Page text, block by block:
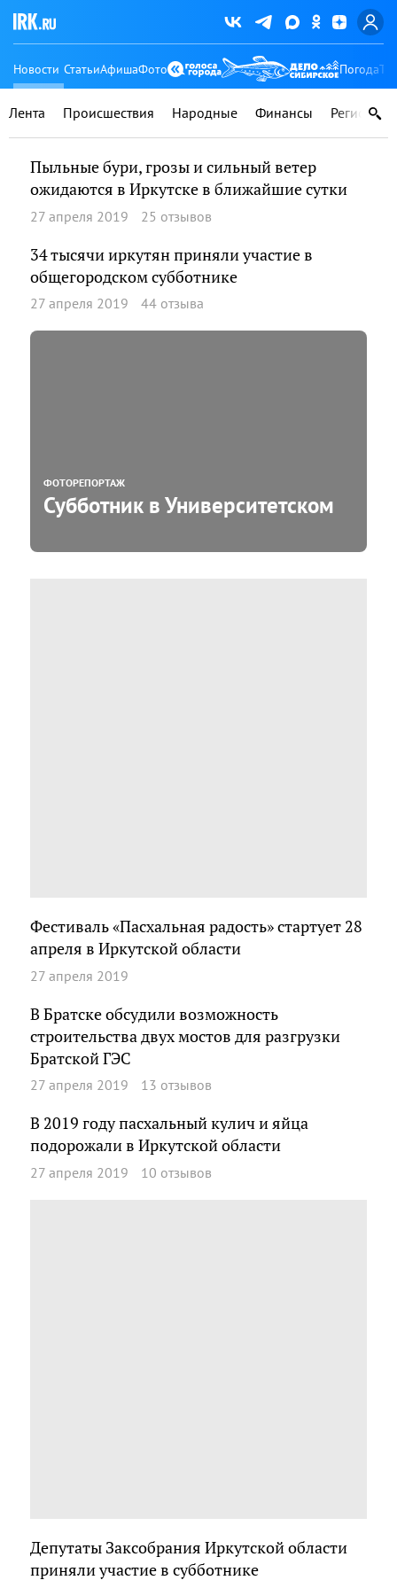
Новости СтатьиАфишаФото Погода
Лента Происшествия Народные Финансы Регионы
Пыльные бури, грозы и сильный ветер
ожидаются в Иркутске в ближайшие сутки
27 апреля 2019 25 отзывов
34 тысячи иркутян приняли участие в
общегородском субботнике
27 апреля 2019 44 отзыва
ФОТОРЕПОРТАЖ
Субботник в Университетском
Фестиваль «Пасхальная радость» стартует 28
апреля в Иркутской области
27 апреля 2019
В Братске обсудили возможность
строительства двух мостов для разгрузки
Братской ГЭС
27 апреля 2019 13 отзывов
В 2019 году пасхальный кулич и яйца
подорожали в Иркутской области
27 апреля 2019 10 отзывов
Депутаты Заксобрания Иркутской области
приняли участие в субботнике